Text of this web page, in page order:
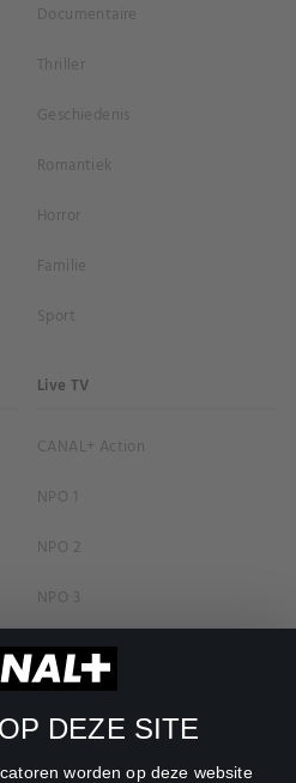
DEZE SITE
worden op deze website
Documentaire
Thriller
Geschiedenis
Romantiek
Horror
Familie
Sport
Live TV
CANAL+ Action
NPO 1
NPO 2
NPO 3
RTL 4
RTL 5